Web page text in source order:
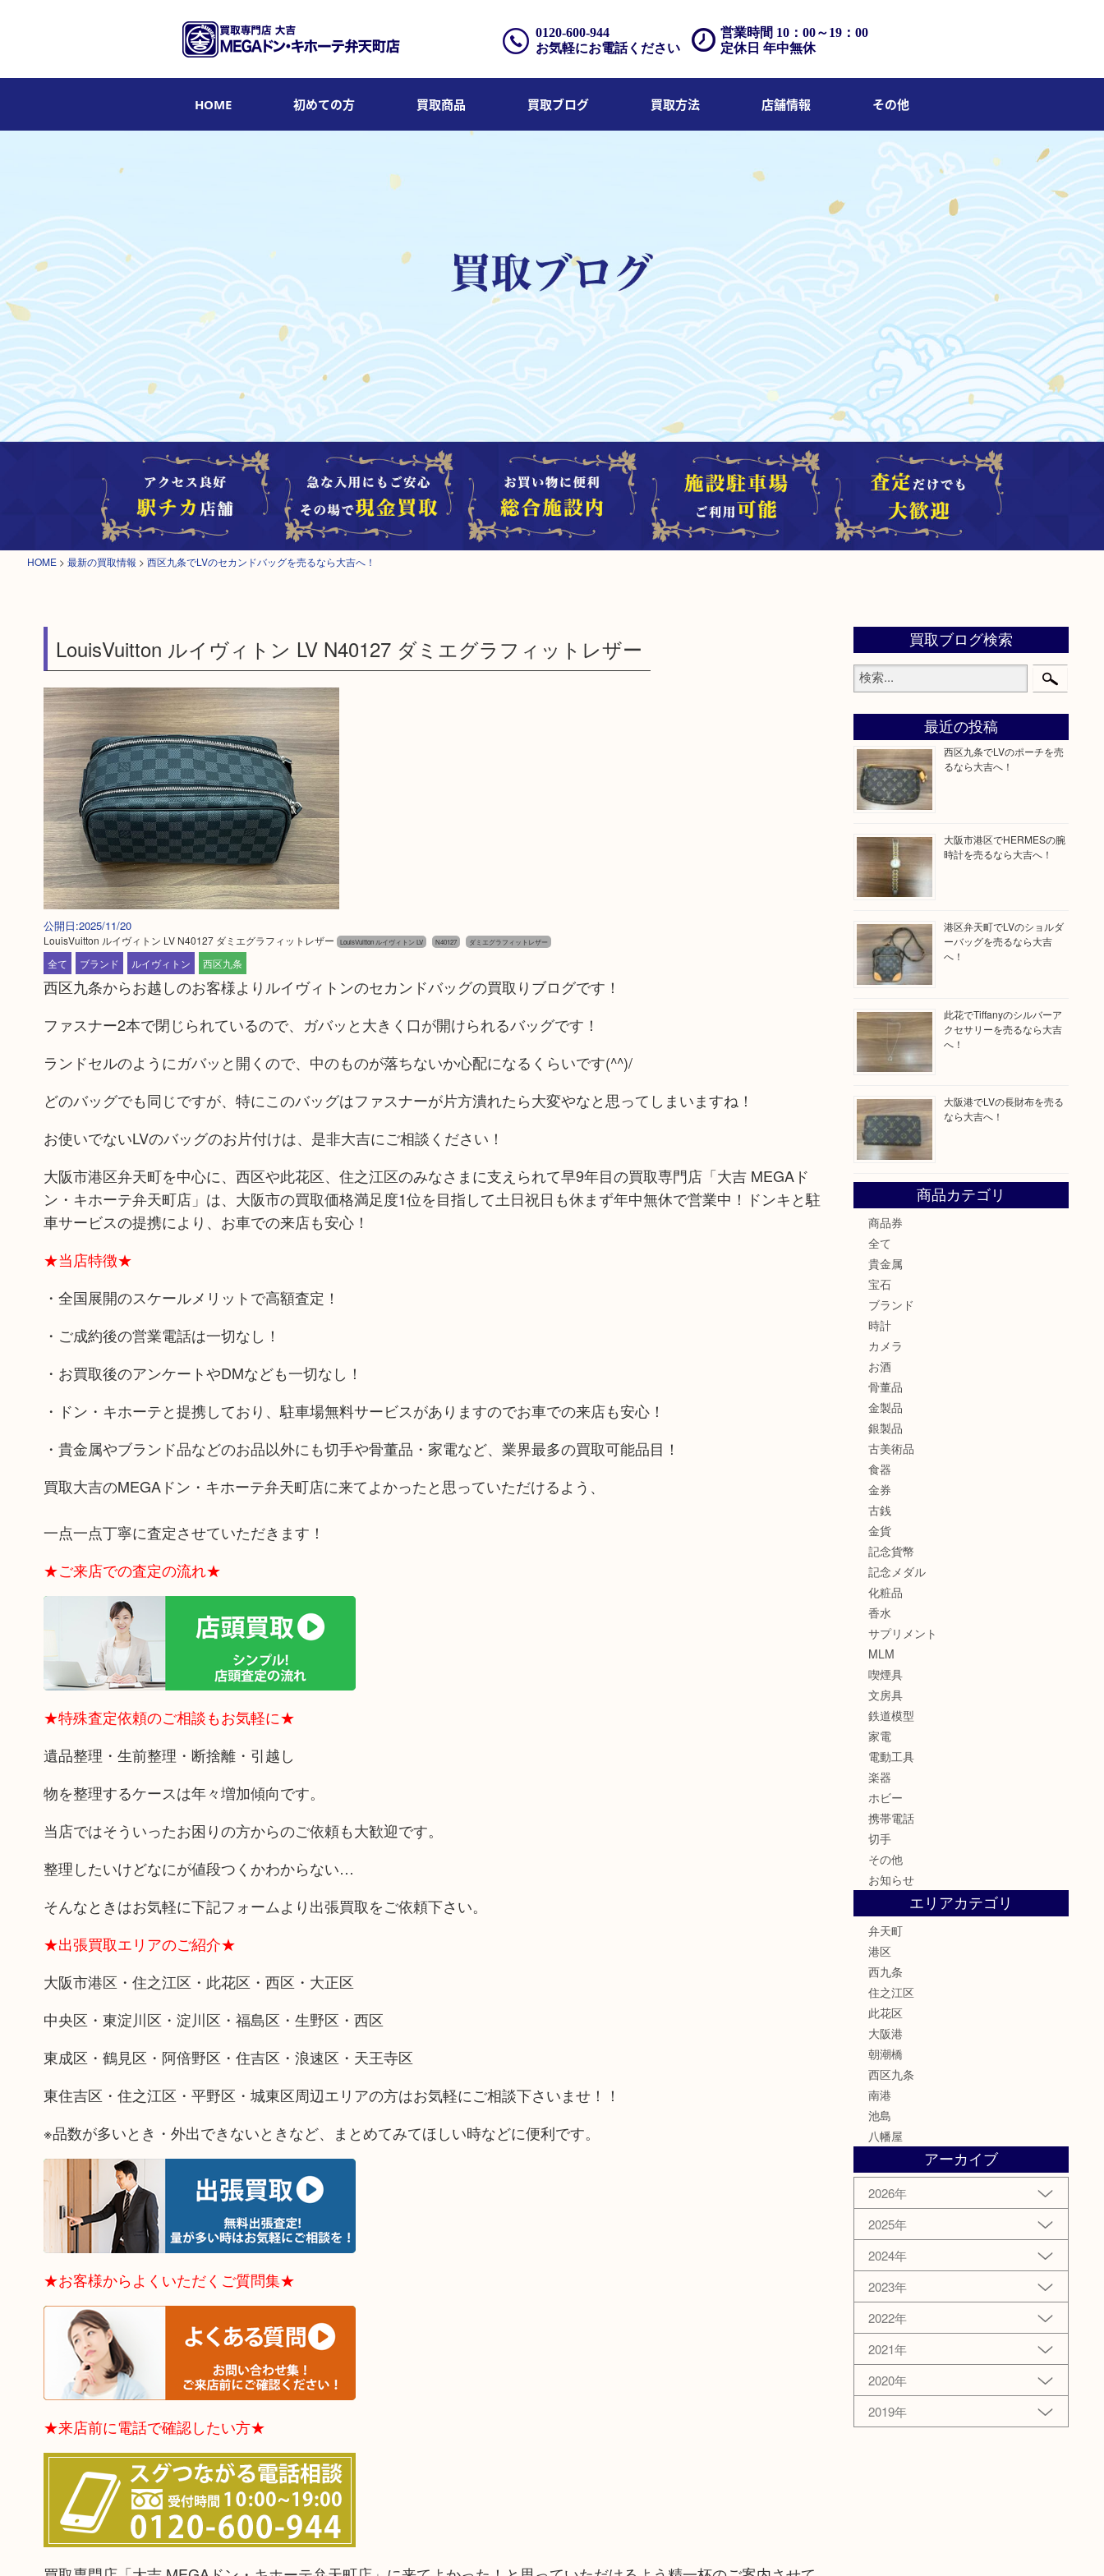
営業時間 10：00～19：00
定休日 年中無休
0120-600-944
お気軽にお電話ください
HOME 初めての方 買取商品 買取ブログ 買取方法 店舗情報 その他
HOME > 最新の買取情報 > 西区九条でLVのセカンドバッグを売るなら大吉へ！
LouisVuitton ルイヴィトン LV N40127 ダミエグラフィットレザー
公開日:2025/11/20
LouisVuitton ルイヴィトン LV N40127 ダミエグラフィットレザー LouisVuitton ルイヴィトン LV N40127 ダミエグラフィットレザー
全て ブランド ルイヴィトン 西区九条
西区九条からお越しのお客様よりルイヴィトンのセカンドバッグの買取りブログです！
ファスナー2本で閉じられているので、ガバッと大きく口が開けられるバッグです！
ランドセルのようにガバッと開くので、中のものが落ちないか心配になるくらいです(^^)/
どのバッグでも同じですが、特にこのバッグはファスナーが片方潰れたら大変やなと思ってしまいますね！
お使いでないLVのバッグのお片付けは、是非大吉にご相談ください！
大阪市港区弁天町を中心に、西区や此花区、住之江区のみなさまに支えられて早9年目の買取専門店「大吉 MEGAド
ン・キホーテ弁天町店」は、大阪市の買取価格満足度1位を目指して土日祝日も休まず年中無休で営業中！ドンキと駐
車サービスの提携により、お車での来店も安心！
★当店特徴★
・全国展開のスケールメリットで高額査定！
・ご成約後の営業電話は一切なし！
・お買取後のアンケートやDMなども一切なし！
・ドン・キホーテと提携しており、駐車場無料サービスがありますのでお車での来店も安心！
・貴金属やブランド品などのお品以外にも切手や骨董品・家電など、業界最多の買取可能品目！
買取大吉のMEGAドン・キホーテ弁天町店に来てよかったと思っていただけるよう、
一点一点丁寧に査定させていただきます！
★ご来店での査定の流れ★
★特殊査定依頼のご相談もお気軽に★
遺品整理・生前整理・断捨離・引越し
物を整理するケースは年々増加傾向です。
当店ではそういったお困りの方からのご依頼も大歓迎です。
整理したいけどなにが値段つくかわからない…
そんなときはお気軽に下記フォームより出張買取をご依頼下さい。
★出張買取エリアのご紹介★
大阪市港区・住之江区・此花区・西区・大正区
中央区・東淀川区・淀川区・福島区・生野区・西区
東成区・鶴見区・阿倍野区・住吉区・浪速区・天王寺区
東住吉区・住之江区・平野区・城東区周辺エリアの方はお気軽にご相談下さいませ！！
※品数が多いとき・外出できないときなど、まとめてみてほしい時などに便利です。
★お客様からよくいただくご質問集★
★来店前に電話で確認したい方★
買取ブログ検索
最近の投稿
西区九条でLVのポーチを売
るなら大吉へ！
大阪市港区でHERMESの腕
時計を売るなら大吉へ！
港区弁天町でLVのショルダ
ーバッグを売るなら大吉
へ！
此花でTiffanyのシルバーア
クセサリーを売るなら大吉
へ！
大阪港でLVの長財布を売る
なら大吉へ！
商品カテゴリ
商品券
全て
貴金属
宝石
ブランド
時計
カメラ
お酒
骨董品
金製品
銀製品
古美術品
食器
金券
古銭
金貨
記念貨幣
記念メダル
化粧品
香水
サプリメント
MLM
喫煙具
文房具
鉄道模型
家電
電動工具
楽器
ホビー
携帯電話
切手
その他
お知らせ
エリアカテゴリ
弁天町
港区
西九条
住之江区
此花区
大阪港
朝潮橋
西区九条
南港
池島
八幡屋
アーカイブ
2026年
2025年
2024年
2023年
2022年
2021年
2020年
2019年